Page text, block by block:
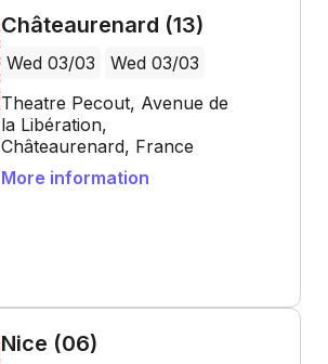
Châteaurenard (13)
Wed 03/03
Wed 03/03
Theatre Pecout, Avenue de
la Libération,
Châteaurenard, France
More information
Nice (06)